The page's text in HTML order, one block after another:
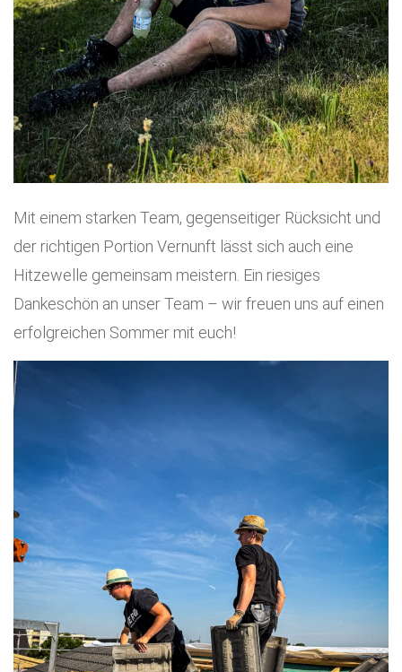
Mit einem starken Team, gegenseitiger Rücksicht und
der richtigen Portion Vernunft lässt sich auch eine
Hitzewelle gemeinsam meistern. Ein riesiges
Dankeschön an unser Team – wir freuen uns auf einen
erfolgreichen Sommer mit euch!